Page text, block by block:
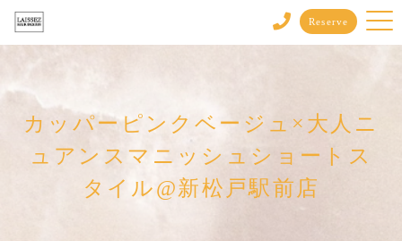
Reserve
カッパーピンクベージュ×大人ニ
ュアンスマニッシュショートス
タイル@新松戸駅前店